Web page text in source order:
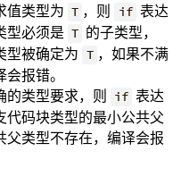
值类型为 T ，则 if 表达
型必须是 T 的子类型，
型被确定为 T ，如果不满
报错。
的类型要求，则 if 表达
代码块类型的最小公共父
父类型不存在，编译会报